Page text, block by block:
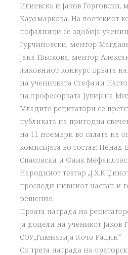
Илиевска и Јаков Ѓорговски,
Карамаркова. На поетскиот
пофалници се здобија
Ѓурчиновски, ментор
Јана Пљокова, ментор
ликовниот конкурс првата
на ученичката Стефани
на професорката Јулијана
Младите рецитатори се
публиката на пригодна
на 11 ноември во салата на
комисијата во состав: Ненад
Спасовски и Фаик
Народниот театар
проследи нивниот настап и
решение.
Првата награда на
ја додели на ученикот Јаков
СОУ„Гимназија Кочо Рацин“ –
Со трета награда на